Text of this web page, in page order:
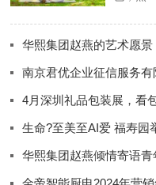
华熙集团赵燕的艺术愿
南京君优企业征信服务
4月深圳礼品包装展，看
生命?至美至AI爱 福寿园
华熙集团赵燕倾情寄语